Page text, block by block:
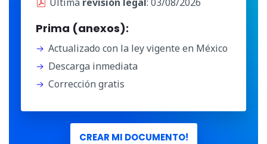
Prima (anexos):
Actualizado con la ley vigente en México
Descarga inmediata
Corrección gratis
CREAR MI DOCUMENTO!